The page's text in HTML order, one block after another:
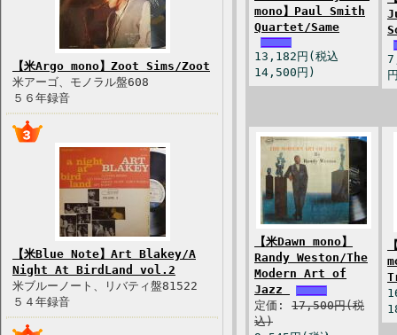
【米Argo mono】Zoot Sims/Zoot
米アーゴ、モノラル盤608
５６年録音
【米Blue Note】Art Blakey/A
Night At BirdLand vol.2
米ブルーノート、リバティ盤81522
５４年録音
mono】Paul Smith
Quartet/Same
13,182円(税込
14,500円)
【米Dawn mono】
Randy Weston/The
Modern Art of
Jazz
定価: 17,500円(税
込)